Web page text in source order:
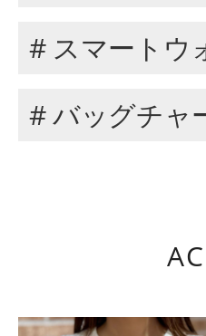
# スマートウ
# バッグチャ